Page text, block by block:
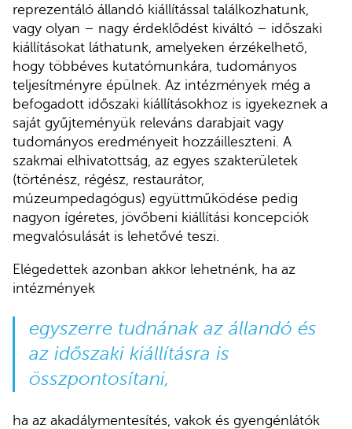
reprezentáló állandó kiállítással találkozhatunk,
vagy olyan – nagy érdeklődést kiváltó – időszaki
kiállításokat láthatunk, amelyeken érzékelhető,
hogy többéves kutatómunkára, tudományos
teljesítményre épülnek. Az intézmények még a
befogadott időszaki kiállításokhoz is igyekeznek a
saját gyűjteményük releváns darabjait vagy
tudományos eredményeit hozzáilleszteni. A
szakmai elhivatottság, az egyes szakterületek
(történész, régész, restaurátor,
múzeumpedagógus) együttműködése pedig
nagyon ígéretes, jövőbeni kiállítási koncepciók
megvalósulását is lehetővé teszi.
Elégedettek azonban akkor lehetnénk, ha az
intézmények
egyszerre tudnának az állandó és
az időszaki kiállításra is
összpontosítani,
ha az akadálymentesítés, vakok és gyengénlátók